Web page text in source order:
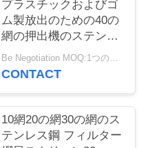
プラスチックおよびゴ
ム製放出のための40の
網の押出機のステンレ
ス鋼のフィルタ・ガー
ゼ
Be Negotiation MOQ:1つのロール
CONTACT
10網20の網30の網のス
テンレス鋼 フィルター